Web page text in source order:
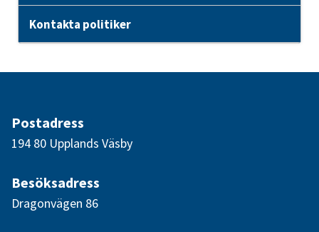
Kontakta politiker
Postadress
194 80 Upplands Väsby
Besöksadress
Dragonvägen 86